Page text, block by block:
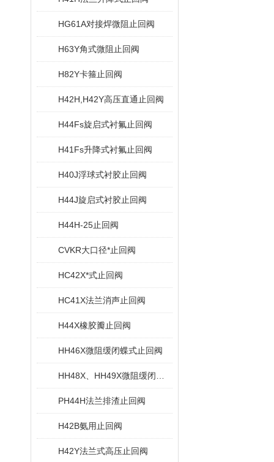
HG61A对接焊微阻止回阀
H63Y角式微阻止回阀
H82Y卡箍止回阀
H42H,H42Y高压直通止回阀
H44Fs旋启式衬氟止回阀
H41Fs升降式衬氟止回阀
H40J浮球式衬胶止回阀
H44J旋启式衬胶止回阀
H44H-25止回阀
CVKR大口径*止回阀
HC42X*式止回阀
HC41X法兰消声止回阀
H44X橡胶瓣止回阀
HH46X微阻缓闭蝶式止回阀
PH44H法兰排渣止回阀
H42B氨用止回阀
H42Y法兰式高压止回阀